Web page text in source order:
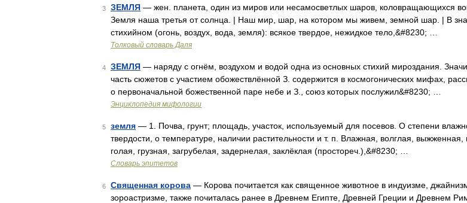
3 ЗЕМЛЯ — жен. планета, один из миров или несамосветлых шаров, коловращающихся
Земля наша третья от солнца. | Наш мир, шар, на котором мы живем, земной шар. | В
стихийном (огонь, воздух, вода, земля): всякое твердое, нежидкое тело,&#8230; …
Толковый словарь Даля
4 ЗЕМЛЯ — наряду с огнём, воздухом и водой одна из основных стихий мироздания.
часть сюжетов с участием обожествлённой З. содержится в космогонических мифах,
о первоначальной божественной паре небе и З., союз которых послужил&#8230; …
Энциклопедия мифологии
5 земля — 1. Почва, грунт; площадь, участок, используемый для посевов. О степени
твердости, о температуре, наличии растительности и т. п. Влажная, волглая, выжженная,
голая, грузная, загрубелая, задернелая, заклёклая (простореч.),&#8230; …
Словарь эпитетов
6 Священная корова — Корова почитается как священное животное в индуизме,
зороастризме, также почиталась ранее в Древнем Египте, Древней Греции и Древнем